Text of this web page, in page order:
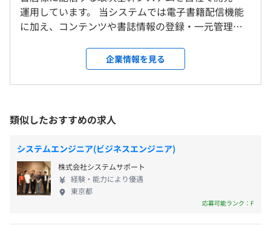
エンジニアに特化した行動・成果目標で評価をおこないま
す。
東京メトロ東西線「竹橋駅」直結
東京メトロ半蔵門線・都営新宿線「神保町駅」より徒歩5
術者研修／マネージャー研修／各種階層別研修
自己啓発支援の有無及びその内容
業務時間内でカンファレンスや勉強会への参加可
メンター制度の有無
あり
前年度の月平均所定外労働時間の実績
13.52時間
前年度の有給休暇の平均取得日数
16.8日
運用しています。 当システムでは電子書籍配信機能
に加え、コンテンツや書誌情報の登録・一元管理、
い様々な機能を提供しており、日々システムのアッ
プデートを行っています。 当システムを利用した電
子書籍の流通シェアは国内No.1※を誇っており、出
子書籍の流通の中核を担っています。 ※出典：イン
プレス総合研究所「電子書籍ビジネス調査報告書
2025」より当社計算に基づく
企業情報を見る
類似したおすすめの求人
システムエンジニア(ビジネスエンジニア)
株式会社システムサポート
経験・能力により優遇
東京都
応募可能ランク：F